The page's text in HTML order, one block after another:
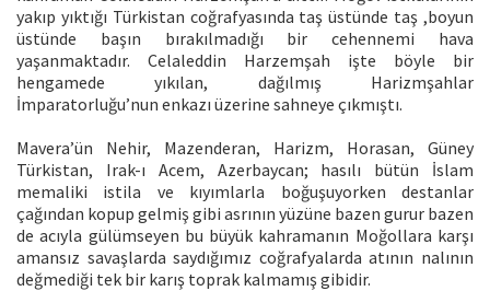
yakıp yıktığı Türkistan coğrafyasında taş üstünde taş ,boyun
üstünde başın bırakılmadığı bir cehennemi hava
yaşanmaktadır. Celaleddin Harzemşah işte böyle bir
hengamede yıkılan, dağılmış Harizmşahlar
İmparatorluğu’nun enkazı üzerine sahneye çıkmıştı.
Mavera’ün Nehir, Mazenderan, Harizm, Horasan, Güney
Türkistan, Irak-ı Acem, Azerbaycan; hasılı bütün İslam
memaliki istila ve kıyımlarla boğuşuyorken destanlar
çağından kopup gelmiş gibi asrının yüzüne bazen gurur bazen
de acıyla gülümseyen bu büyük kahramanın Moğollara karşı
amansız savaşlarda saydığımız coğrafyalarda atının nalının
değmediği tek bir karış toprak kalmamış gibidir.